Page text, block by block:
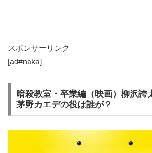
スポンサーリンク
[ad#naka]
暗殺教室・卒業編（映画）柳沢誇
茅野カエデの役は誰が？